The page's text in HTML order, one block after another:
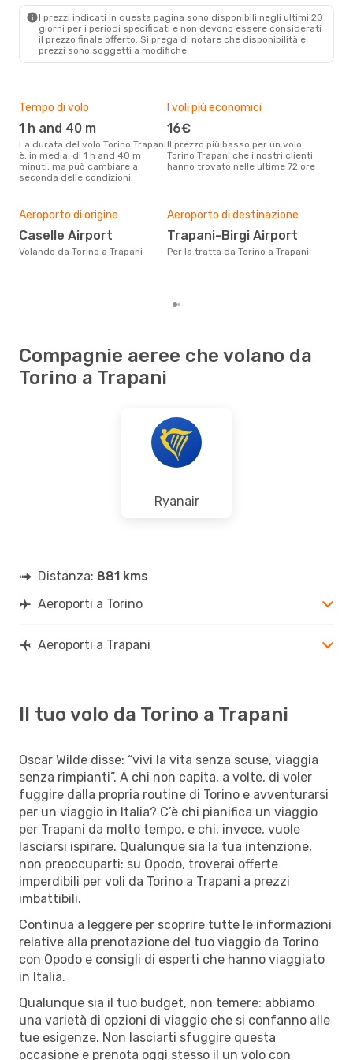
I prezzi indicati in questa pagina sono disponibili negli ultimi 20
giorni per i periodi specificati e non devono essere considerati
il ​​prezzo finale offerto. Si prega di notare che disponibilità e
prezzi sono soggetti a modifiche.
Tempo di volo
1 h and 40 m
La durata del volo Torino Trapani
è, in media, di 1 h and 40 m
minuti, ma può cambiare a
seconda delle condizioni.
I voli più economici
16€
Il prezzo più basso per un volo
Torino Trapani che i nostri clienti
hanno trovato nelle ultime 72 ore
Aeroporto di origine
Caselle Airport
Volando da Torino a Trapani
Aeroporto di destinazione
Trapani-Birgi Airport
Per la tratta da Torino a Trapani
Compagnie aeree che volano da
Torino a Trapani
Ryanair
Distanza: 881 kms
Aeroporti a Torino
Aeroporti a Trapani
Il tuo volo da Torino a Trapani
Oscar Wilde disse: “vivi la vita senza scuse, viaggia
senza rimpianti”. A chi non capita, a volte, di voler
fuggire dalla propria routine di Torino e avventurarsi
per un viaggio in Italia? C’è chi pianifica un viaggio
per Trapani da molto tempo, e chi, invece, vuole
lasciarsi ispirare. Qualunque sia la tua intenzione,
non preoccuparti: su Opodo, troverai offerte
imperdibili per voli da Torino a Trapani a prezzi
imbattibili.
Continua a leggere per scoprire tutte le informazioni
relative alla prenotazione del tuo viaggio da Torino
con Opodo e consigli di esperti che hanno viaggiato
in Italia.
Qualunque sia il tuo budget, non temere: abbiamo
una varietà di opzioni di viaggio che si confanno alle
tue esigenze. Non lasciarti sfuggire questa
occasione e prenota oggi stesso il un volo con